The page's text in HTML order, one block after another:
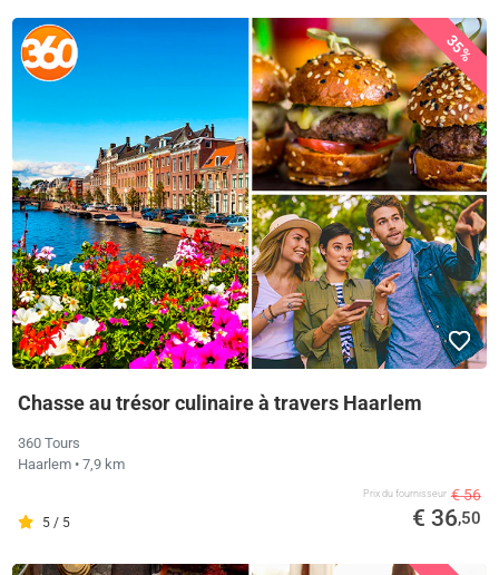
35%
Chasse au trésor culinaire à travers Haarlem
360 Tours
Haarlem • 7,9 km
5 / 5
Prix ​​du fournisseur € 56
€ 36,50